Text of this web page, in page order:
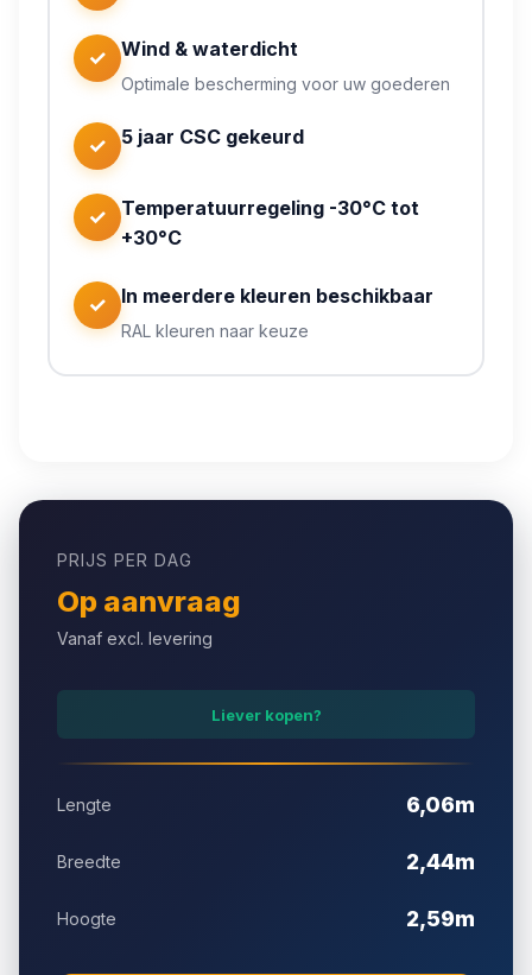
Flexibele huurperiodes
Onderhoud inbegrepen
Snelle plaatsing
Landelijke bezorging
✓ Wind & waterdicht
Optimale bescherming voor uw goederen
✓ 5 jaar CSC gekeurd
✓
Temperatuurregeling -30°C tot
+30°C
✓ In meerdere kleuren beschikbaar
RAL kleuren naar keuze
PRIJS PER DAG
Op aanvraag
Vanaf excl. levering
Liever kopen?
Lengte 6,06m
Breedte 2,44m
Hoogte 2,59m